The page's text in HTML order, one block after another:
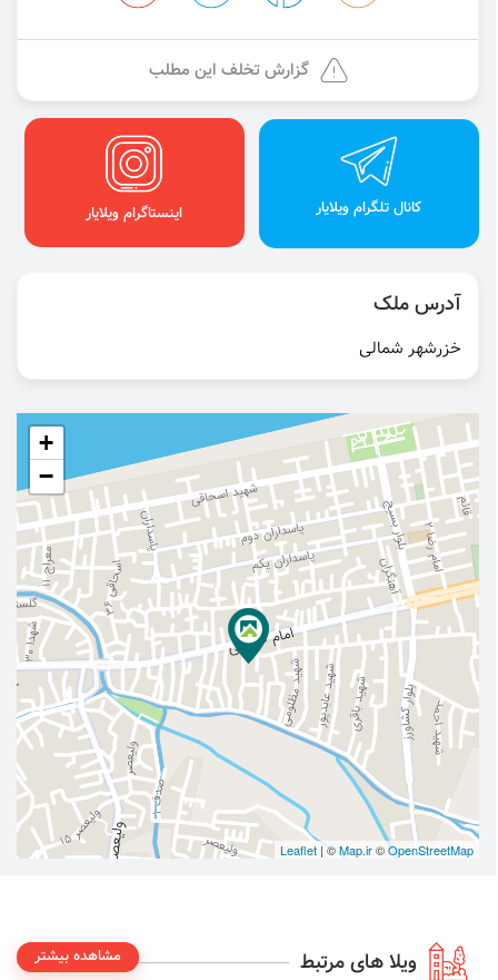
گزارش تخلف این مطلب
کانال تلگرام ویلایار اینستاگرام ویلایار
آدرس ملک
خزرشهر شمالی
+
−
Leaflet | ©Map.ir©OpenStreetMap
ویلا های مرتبط مشاهده بیشتر